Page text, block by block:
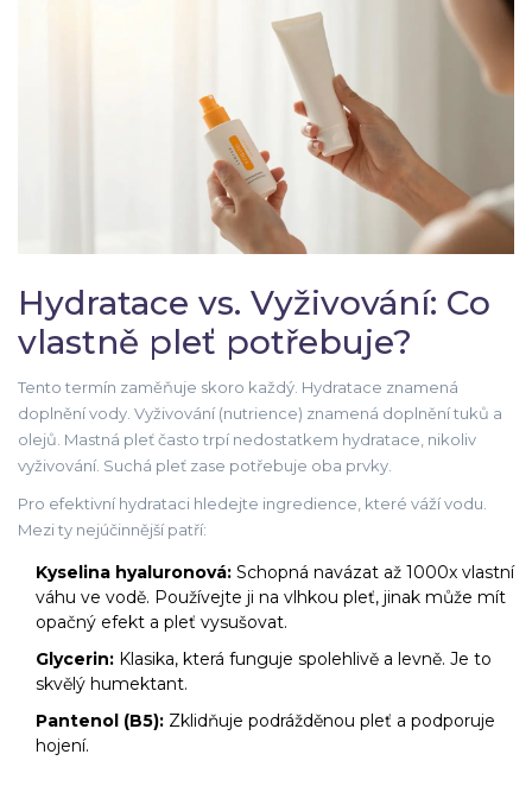
Hydratace vs. Vyživování: Co
vlastně pleť potřebuje?
Tento termín zaměňuje skoro každý. Hydratace znamená
doplnění vody. Vyživování (nutrience) znamená doplnění tuků a
olejů. Mastná pleť často trpí nedostatkem hydratace, nikoliv
vyživování. Suchá pleť zase potřebuje oba prvky.
Pro efektivní hydrataci hledejte ingredience, které váží vodu.
Mezi ty nejúčinnější patří:
Kyselina hyaluronová: Schopná navázat až 1000x vlastní
váhu ve vodě. Používejte ji na vlhkou pleť, jinak může mít
opačný efekt a pleť vysušovat.
Glycerin: Klasika, která funguje spolehlivě a levně. Je to
skvělý humektant.
Pantenol (B5): Zklidňuje podrážděnou pleť a podporuje
hojení.